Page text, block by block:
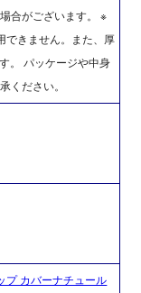
合がございます。 ※
できません。また、厚
。 パッケージや中身
ください。
プ カバーナチュール